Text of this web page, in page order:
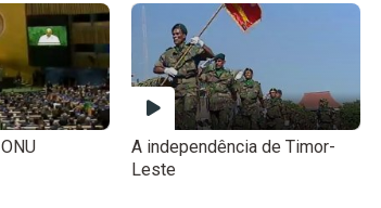
A independência de Timor-
Leste